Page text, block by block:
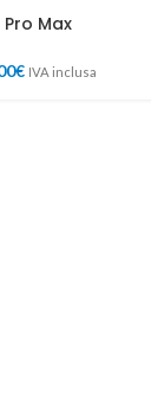
Max
€ IVA inclusa